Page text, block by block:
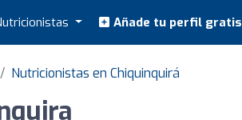
Añade tu perfil gratis
Nutricionistas en Chiquinquirá